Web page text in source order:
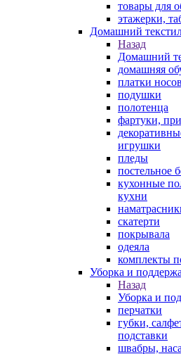
товары для
этажерки,
Домашний
Назад
Домашний
домашняя
платки
подушки
полотенца
фартуки,
игрушки
пледы
постельное
кухонные
кухни
скатерти
покрывала
одеяла
комплекты
Уборка и
Назад
Уборка и
перчатки
губки,
подставки
швабры,